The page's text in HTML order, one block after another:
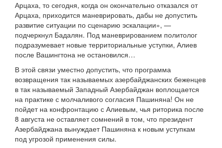
Арцаха, то сегодня, когда он окончательно отказался от
Арцаха, приходится маневрировать, дабы не допустить
развитие ситуации по сценарию эскалации», —
подчеркнул Бадалян. Под маневрированием политолог
подразумевает новые территориальные уступки, Алиев
после Вашингтона не остановился…
В этой связи уместно допустить, что программа
возвращения так называемых азербайджанских беженцев
в так называемый Западный Азербайджан воплощается
на практике с молчаливого согласия Пашиняна! Он не
пойдет на конфронтацию с Алиевым, чья риторика после
8 августа не оставляет сомнений в том, что президент
Азербайджана вынуждает Пашиняна к новым уступкам
под угрозой применения силы.